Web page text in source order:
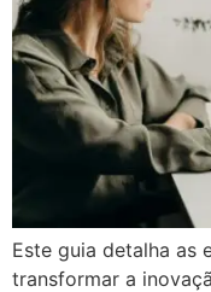
Este guia detalha as
transformar a